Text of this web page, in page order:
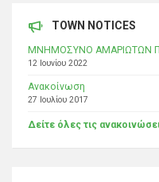
TOWN NOTICES
ΜΝΗΜΟΣΥΝΟ ΑΜΑΡΙΩΤΩΝ
12 Ιουνίου 2022
Ανακοίνωση
27 Ιουλίου 2017
Δείτε όλες τις